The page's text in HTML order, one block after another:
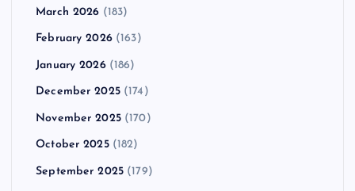
March 2026 (183)
February 2026(163)
January 2026(186)
December 2025(174)
November 2025(170)
October 2025(182)
September 2025 (179)